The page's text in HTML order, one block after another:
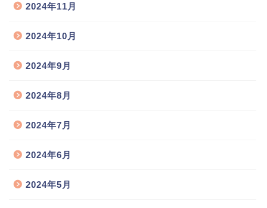
2024年11月
2024年10月
2024年9月
2024年8月
2024年7月
2024年6月
2024年5月